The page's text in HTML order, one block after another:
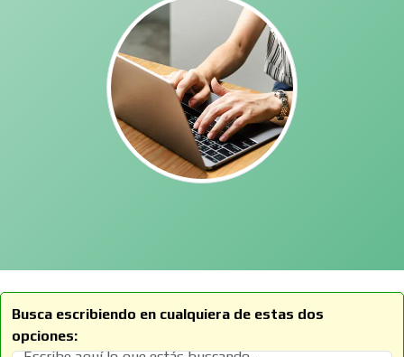
Busca escribiendo en cualquiera de estas dos
opciones: